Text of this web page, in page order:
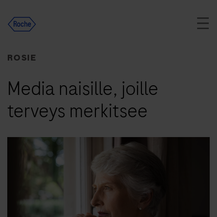
content
ROSIE
Media naisille, joille
terveys merkitsee